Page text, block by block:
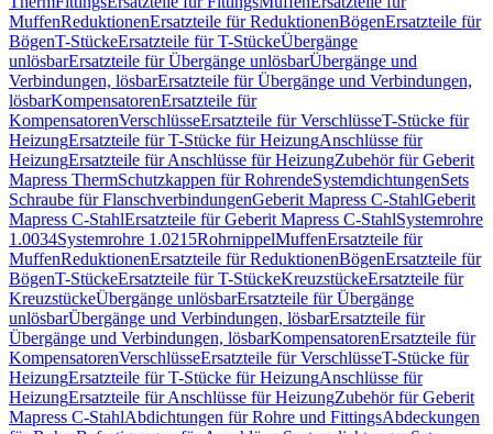
MuffenReduktionenErsatzteile für ReduktionenBögenErsatzteile für
BögenT-StückeErsatzteile für T-StückeÜbergänge
unlösbarErsatzteile für Übergänge unlösbarÜbergänge und
Verbindungen, lösbarErsatzteile für Übergänge und Verbindungen,
lösbarKompensatorenErsatzteile für
KompensatorenVerschlüsseErsatzteile für VerschlüsseT-Stücke für
HeizungErsatzteile für T-Stücke für HeizungAnschlüsse für
HeizungErsatzteile für Anschlüsse für HeizungZubehör für Geberit
Mapress ThermSchutzkappen für RohrendeSystemdichtungenSets
Schraube für FlanschverbindungenGeberit Mapress C-StahlGeberit
Mapress C-StahlErsatzteile für Geberit Mapress C-StahlSystemrohre
1.0034Systemrohre 1.0215RohrnippelMuffenErsatzteile für
MuffenReduktionenErsatzteile für ReduktionenBögenErsatzteile für
BögenT-StückeErsatzteile für T-StückeKreuzstückeErsatzteile für
KreuzstückeÜbergänge unlösbarErsatzteile für Übergänge
unlösbarÜbergänge und Verbindungen, lösbarErsatzteile für
Übergänge und Verbindungen, lösbarKompensatorenErsatzteile für
KompensatorenVerschlüsseErsatzteile für VerschlüsseT-Stücke für
HeizungErsatzteile für T-Stücke für HeizungAnschlüsse für
HeizungErsatzteile für Anschlüsse für HeizungZubehör für Geberit
Mapress C-StahlAbdichtungen für Rohre und FittingsAbdeckungen